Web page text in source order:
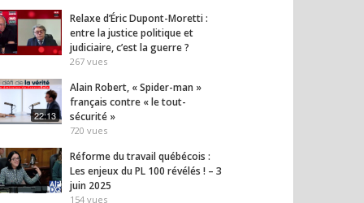
Relaxe d’Éric Dupont-Moretti :
entre la justice politique et
judiciaire, c’est la guerre ?
267 vues
22:13
Alain Robert, « Spider-man »
français contre « le tout-
sécurité »
720 vues
Réforme du travail québécois :
Les enjeux du PL 100 révélés ! – 3
juin 2025
154 vues